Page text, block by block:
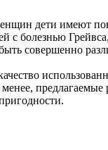
дети имеют
с болезнью
совершенно
предлагаемые